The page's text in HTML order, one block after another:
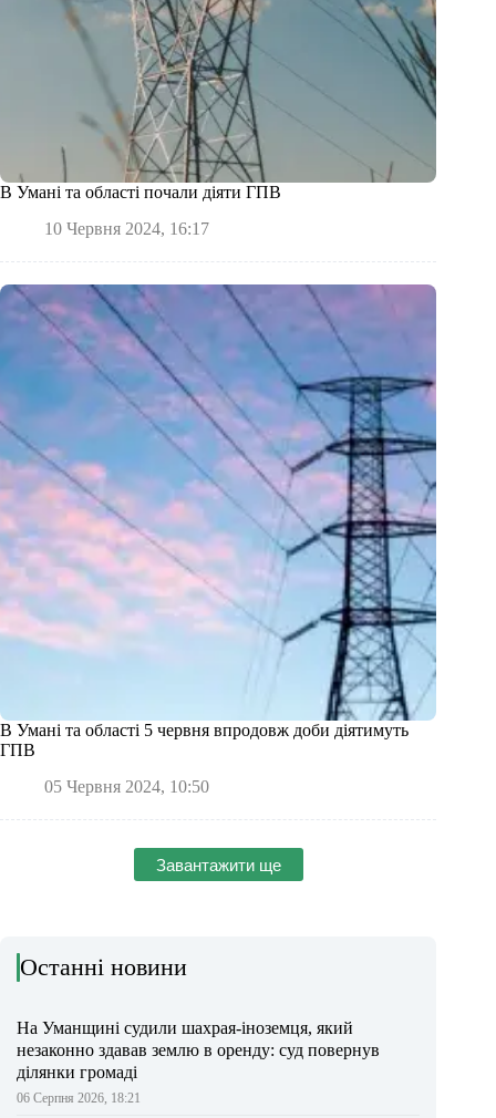
В Умані та області почали діяти ГПВ
10 Червня 2024, 16:17
В Умані та області 5 червня впродовж доби діятимуть
ГПВ
05 Червня 2024, 10:50
Завантажити ще
Останні новини
На Уманщині судили шахрая-іноземця, який
незаконно здавав землю в оренду: суд повернув
ділянки громаді
06 Серпня 2026, 18:21